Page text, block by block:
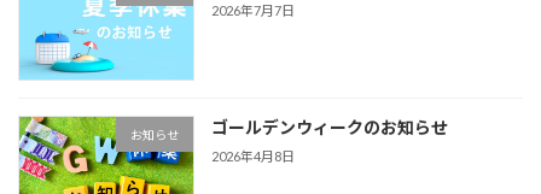
2026年7月7日
お知らせ ゴールデンウィークのお知らせ
2026年4月8日